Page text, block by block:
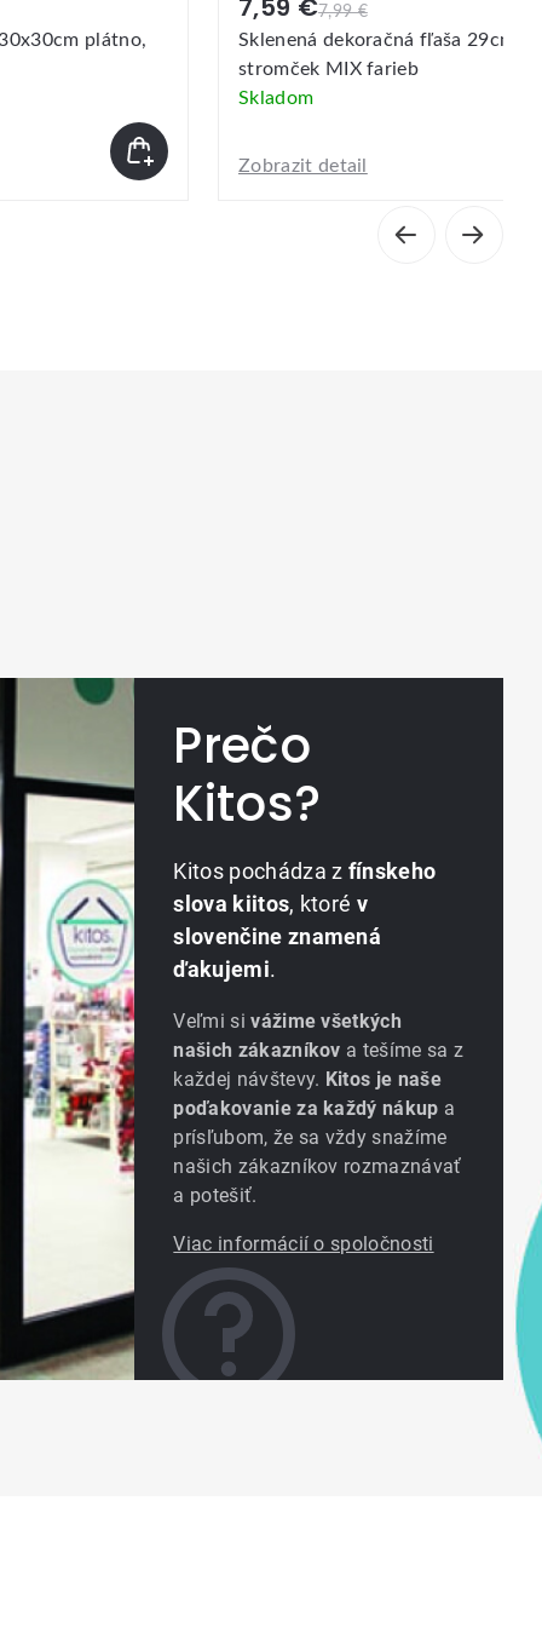
plátno,
7,99 €
7,59 €
Sklenená dekoračná fľaša 29cm
stromček MIX farieb
Skladom
Zobrazit detail
Prečo
Kitos?
Kitos pochádza z fínskeho
slova kiitos, ktoré v
slovenčine znamená
ďakujemi.
Veľmi sivážime všetkých
našich zákazníkov a tešíme sa z
každej návštevy. Kitos je naše
poďakovanie za každý nákup a
prísľubom, že sa vždy snažíme
našich zákazníkov rozmaznávať
a potešiť.
Viac informácií o spoločnosti